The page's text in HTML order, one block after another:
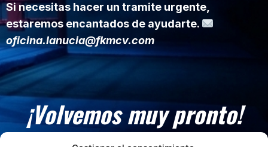
Si necesitas hacer un tramite urgente,
estaremos encantados de ayudarte.
oficina.lanucia@fkmcv.com
¡Volvemos muy pronto!